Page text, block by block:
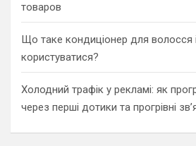
товаров
Що таке кондиціонер для волосся
користуватися?
Холодний трафік у рекламі: як
через перші дотики та прогрівні